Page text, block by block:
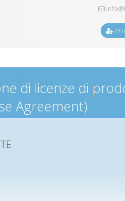
di licenze di
Agreement)